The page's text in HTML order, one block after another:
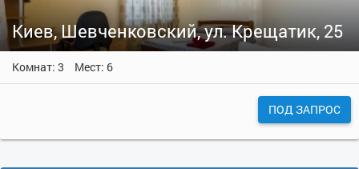
Киев, Шевченковский, ул. Крещатик, 25
Комнат: 3 Мест: 6
ПОД ЗАПРОС